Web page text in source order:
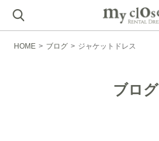
HOME > ブログ > ジャケットドレス
ブログ